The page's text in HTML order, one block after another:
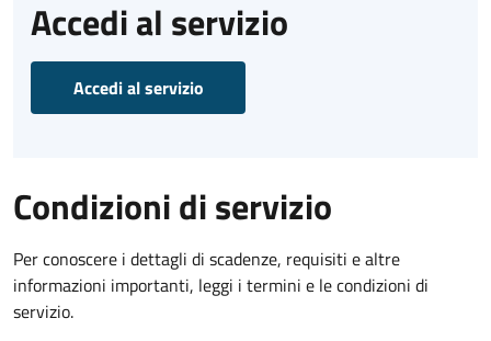
Accedi al servizio
Accedi al servizio
Condizioni di servizio
Per conoscere i dettagli di scadenze, requisiti e altre
informazioni importanti, leggi i termini e le condizioni di
servizio.